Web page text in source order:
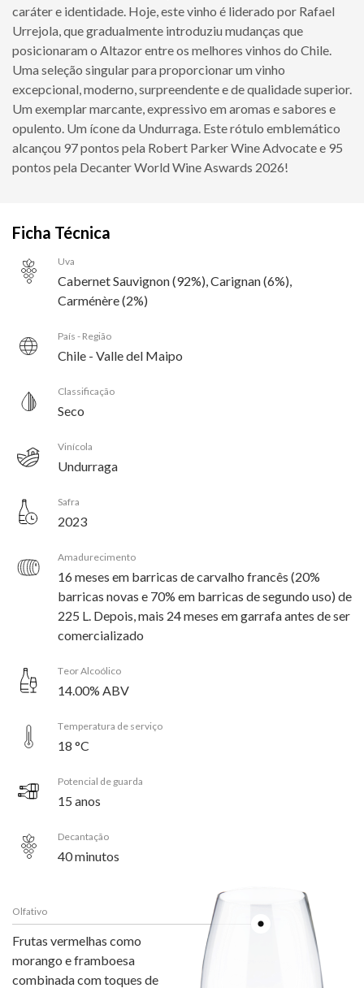
caráter e identidade. Hoje, este vinho é liderado por Rafael
Urrejola, que gradualmente introduziu mudanças que
posicionaram o Altazor entre os melhores vinhos do Chile.
Uma seleção singular para proporcionar um vinho
excepcional, moderno, surpreendente e de qualidade superior.
Um exemplar marcante, expressivo em aromas e sabores e
opulento. Um ícone da Undurraga. Este rótulo emblemático
alcançou 97 pontos pela Robert Parker Wine Advocate e 95
pontos pela Decanter World Wine Aswards 2026!
Ficha Técnica
Uva
Cabernet Sauvignon (92%), Carignan (6%),
Carménère (2%)
País - Região
Chile - Valle del Maipo
Classificação
Seco
Vinícola
Undurraga
Safra
2023
Amadurecimento
16 meses em barricas de carvalho francês (20%
barricas novas e 70% em barricas de segundo uso) de
225 L. Depois, mais 24 meses em garrafa antes de ser
comercializado
Teor Alcoólico
14.00% ABV
Temperatura de serviço
18 °C
Potencial de guarda
15 anos
Decantação
40 minutos
Olfativo
Frutas vermelhas como
morango e framboesa
combinada com toques de